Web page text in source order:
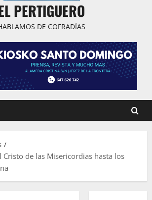
PERTIGUERO
DE COFRADÍAS
Cristo de las Misericordias hasta los